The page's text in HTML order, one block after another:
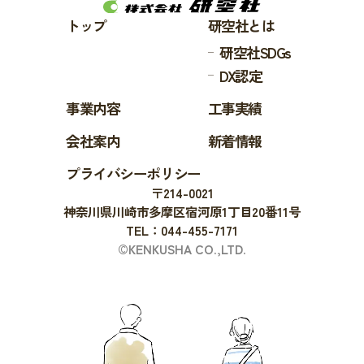
トップ
研空社とは
研空社SDGs
DX認定
事業内容
工事実績
会社案内
新着情報
プライバシーポリシー
〒214-0021
神奈川県川崎市多摩区宿河原1丁目20番11号
TEL：044-455-7171
©KENKUSHA CO.,LTD.